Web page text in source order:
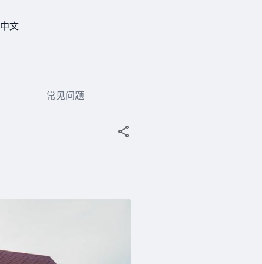
中文
常见问题